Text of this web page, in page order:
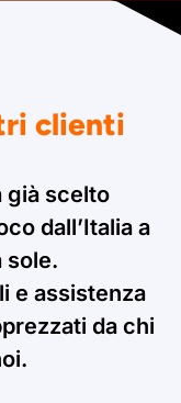
clienti
già scelto
dall’Italia a
sole.
e assistenza
da chi